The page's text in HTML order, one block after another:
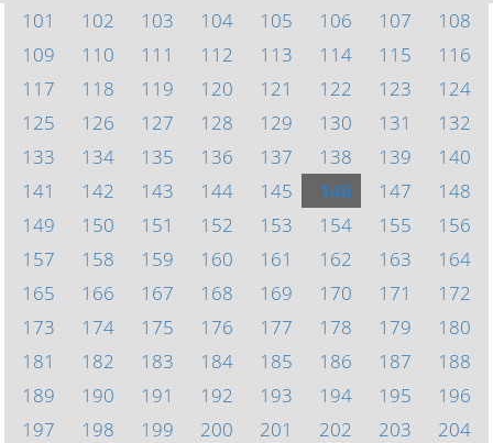
101
102 103 104 105 106 107
108
109
110 111 112 113 114 115
116
117
118 119 120 121 122 123
124
125
126 127 128 129 130 131
132
133
134 135 136 137 138 139
140
141
142 143 144 145 146 147
148
149
150 151 152 153 154 155
156
157
158 159 160 161 162 163
164
165
166 167 168 169 170 171
172
173
174 175 176 177 178 179
180
181
182 183 184 185 186 187
188
189
190 191 192 193 194 195
196
197
198 199 200 201 202 203
204